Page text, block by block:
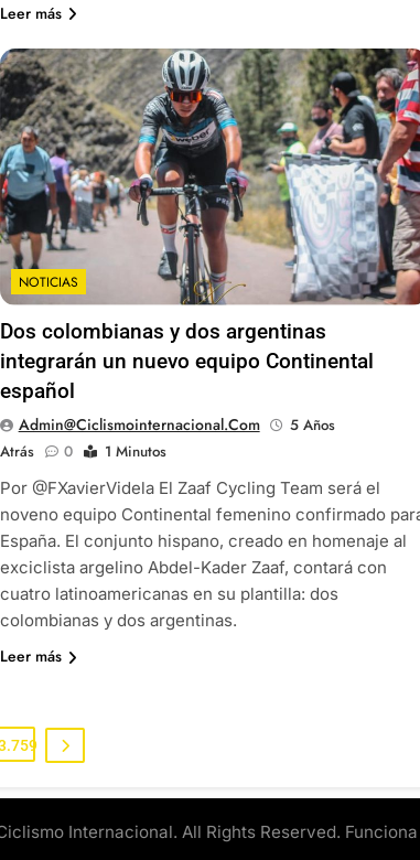
Leer más
NOTICIAS
Dos colombianas y dos argentinas
integrarán un nuevo equipo Continental
español
Admin@ciclismointernacional.com
5 Años
Atrás
0
1 Minutos
Por @FXavierVidela El Zaaf Cycling Team será el
noveno equipo Continental femenino confirmado
España. El conjunto hispano, creado en homenaje al
exciclista argelino Abdel-Kader Zaaf, contará con
cuatro latinoamericanas en su plantilla: dos
colombianas y dos argentinas.
Leer más
Internacional. All Rights Reserved.